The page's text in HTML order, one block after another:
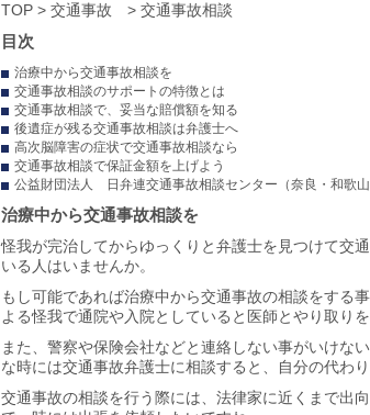
TOP > 交通事故 > 交通事故相談
目次
治療中から交通事故相談を
交通事故相談のサポートの特徴とは
交通事故相談で、妥当な賠償額を知る
後遺症が残る交通事故相談は弁護士へ
高次脳障害の症状で交通事故相談なら
交通事故相談で保証金額を上げよう
公益財団法人 日弁連交通事故相談センター（奈良・和歌山
治療中から交通事故相談を
怪我が完治してからゆっくりと弁護士を見つけて交
いる人はいませんか。
もし可能であれば治療中から交通事故の相談をする
よる怪我で通院や入院としていると医師とやり取り
また、警察や保険会社などと連絡しない事がいけな
な時には交通事故弁護士に相談すると、自分の代わ
交通事故の相談を行う際には、法律家に近くまで出